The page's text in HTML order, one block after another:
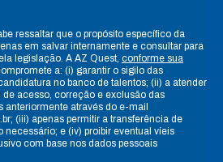
ressaltar que o propósito específico da
em salvar internamente e consultar para
legislação. A AZ Quest, conforme sua
a: (i) garantir o sigilo das
no banco de talentos; (ii) a atender
acesso, correção e exclusão das
anteriormente através do e-mail
(iii) apenas permitir a transferência de
necessário; e (iv) proibir eventual víeis
com base nos dados pessoais